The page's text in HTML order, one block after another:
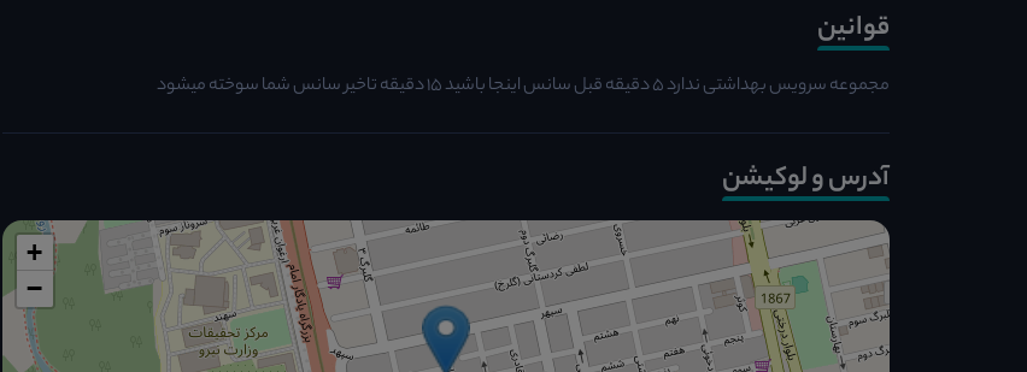
قوانین
مجموعه سرویس بهداشتی ندارد ۵ دقیقه قبل سانس اینجا باشید ۱۵ دقیقه تاخیر سانس شما سوخته میشود
آدرس و لوکیشن
+
−